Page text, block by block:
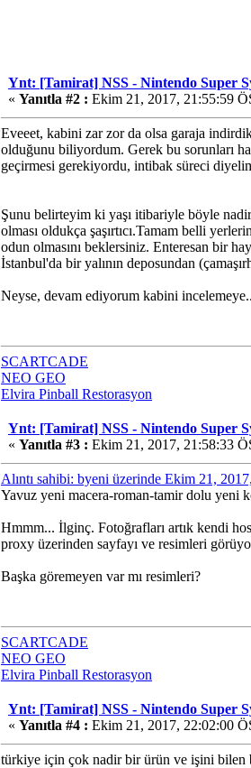
Ynt: [Tamirat] NSS - Nintendo Super
« Yanıtla #2 : Ekim 21, 2017, 21:55:59
Eveeet, kabini zar zor da olsa garaja
olduğunu biliyordum. Gerek bu sorunları
geçirmesi gerekiyordu, intibak süreci
Şunu belirteyim ki yaşı itibariyle böyle
olması oldukça şaşırtıcı.Tamam belli
odun olmasını beklersiniz. Enteresan bir
İstanbul'da bir yalının deposundan
Neyse, devam ediyorum kabini
SCARTCADE
NEO GEO
Elvira Pinball Restorasyon
Ynt: [Tamirat] NSS - Nintendo Super
« Yanıtla #3 : Ekim 21, 2017, 21:58:33
Alıntı sahibi: byeni üzerinde Ekim 21,
Yavuz yeni macera-roman-tamir dolu yeni
Hmmm... İlginç. Fotoğrafları artık kendi
proxy üzerinden sayfayı ve resimleri
Başka göremeyen var mı resimleri?
SCARTCADE
NEO GEO
Elvira Pinball Restorasyon
Ynt: [Tamirat] NSS - Nintendo Super
« Yanıtla #4 : Ekim 21, 2017, 22:02:00
türkiye için çok nadir bir ürün ve işini